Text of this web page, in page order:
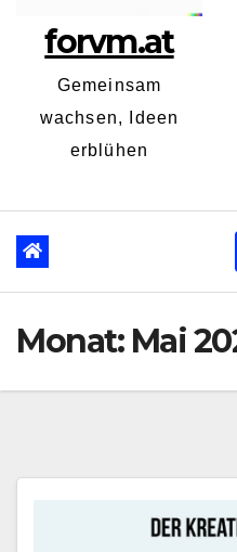
forvm.at
Gemeinsam
wachsen, Ideen
erblühen
Monat: Mai